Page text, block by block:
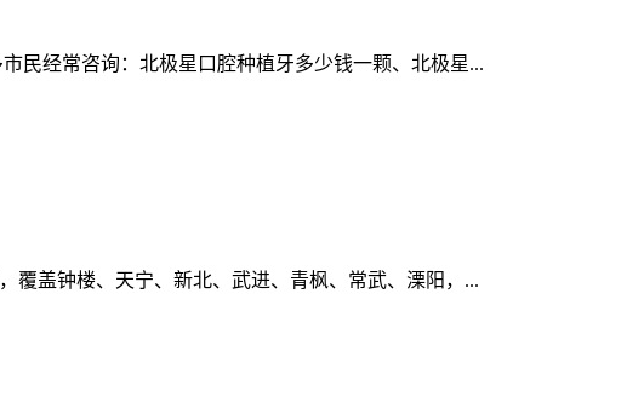
民经常咨询：北极星口腔种植牙多少钱一颗、北极星...
覆盖钟楼、天宁、新北、武进、青枫、常武、溧阳，...